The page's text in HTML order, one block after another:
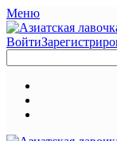
Меню
Войти